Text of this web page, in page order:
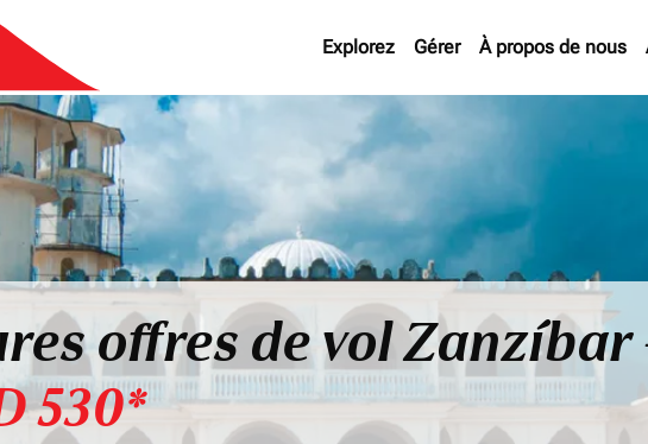
Explorez Gérer À propos de nous
offres de vol Zanzíbar
530*